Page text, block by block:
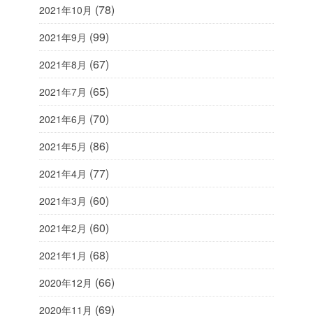
2021年10月 (78)
2021年9月 (99)
2021年8月 (67)
2021年7月 (65)
2021年6月 (70)
2021年5月 (86)
2021年4月 (77)
2021年3月 (60)
2021年2月 (60)
2021年1月 (68)
2020年12月 (66)
2020年11月 (69)